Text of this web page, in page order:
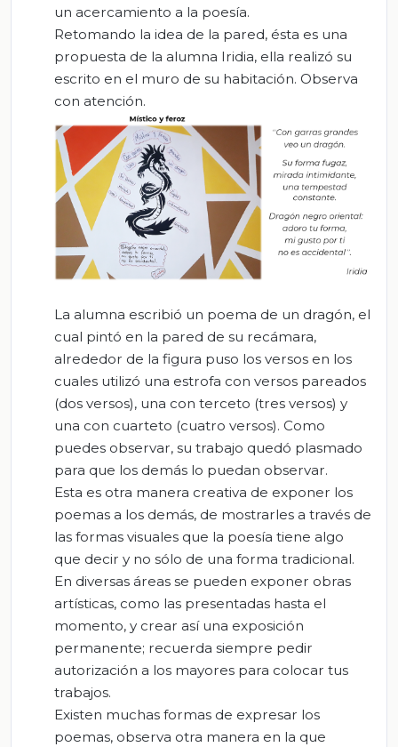
un acercamiento a la poesía.
Retomando la idea de la pared, ésta es una
propuesta de la alumna Iridia, ella realizó su
escrito en el muro de su habitación. Observa
con atención.
La alumna escribió un poema de un dragón, el
cual pintó en la pared de su recámara,
alrededor de la figura puso los versos en los
cuales utilizó una estrofa con versos pareados
(dos versos), una con terceto (tres versos) y
una con cuarteto (cuatro versos). Como
puedes observar, su trabajo quedó plasmado
para que los demás lo puedan observar.
Esta es otra manera creativa de exponer los
poemas a los demás, de mostrarles a través de
las formas visuales que la poesía tiene algo
que decir y no sólo de una forma tradicional.
En diversas áreas se pueden exponer obras
artísticas, como las presentadas hasta el
momento, y crear así una exposición
permanente; recuerda siempre pedir
autorización a los mayores para colocar tus
trabajos.
Existen muchas formas de expresar los
poemas, observa otra manera en la que